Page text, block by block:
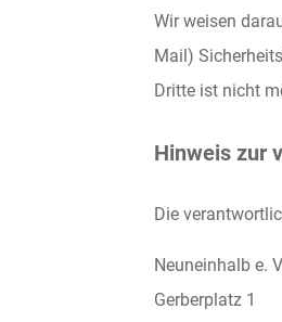
Wir weisen
Mail)
Dritte ist nicht
Hinweis zur
Die
Neuneinhalb e.
Gerberplatz 1